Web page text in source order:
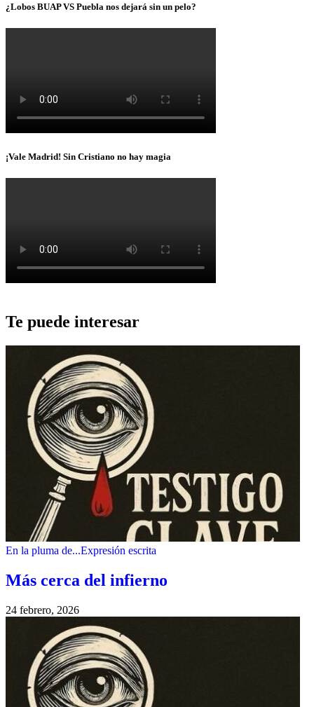
¿Lobos BUAP VS Puebla nos dejará sin un pelo?
¡Vale Madrid! Sin Cristiano no hay magia
Te puede interesar
En la pluma de...Expresión escrita
Más cerca del infierno
24 febrero, 2026